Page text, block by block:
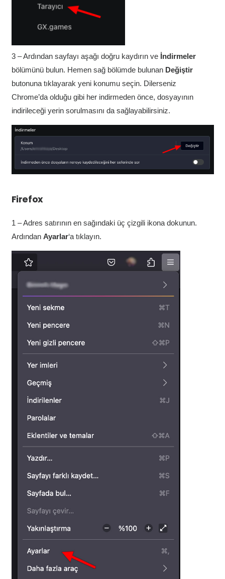
3 – Ardından sayfayı aşağı doğru kaydırın ve İndirmeler
bölümünü bulun. Hemen sağ bölümde bulunan Değiştir
butonuna tıklayarak yeni konumu seçin. Dilerseniz
Chrome’da olduğu gibi her indirmeden önce, dosyayının
indirileceği yerin sorulmasını da sağlayabilirsiniz.
Firefox
1 – Adres satırının en sağındaki üç çizgili ikona dokunun.
Ardından Ayarlar‘a tıklayın.